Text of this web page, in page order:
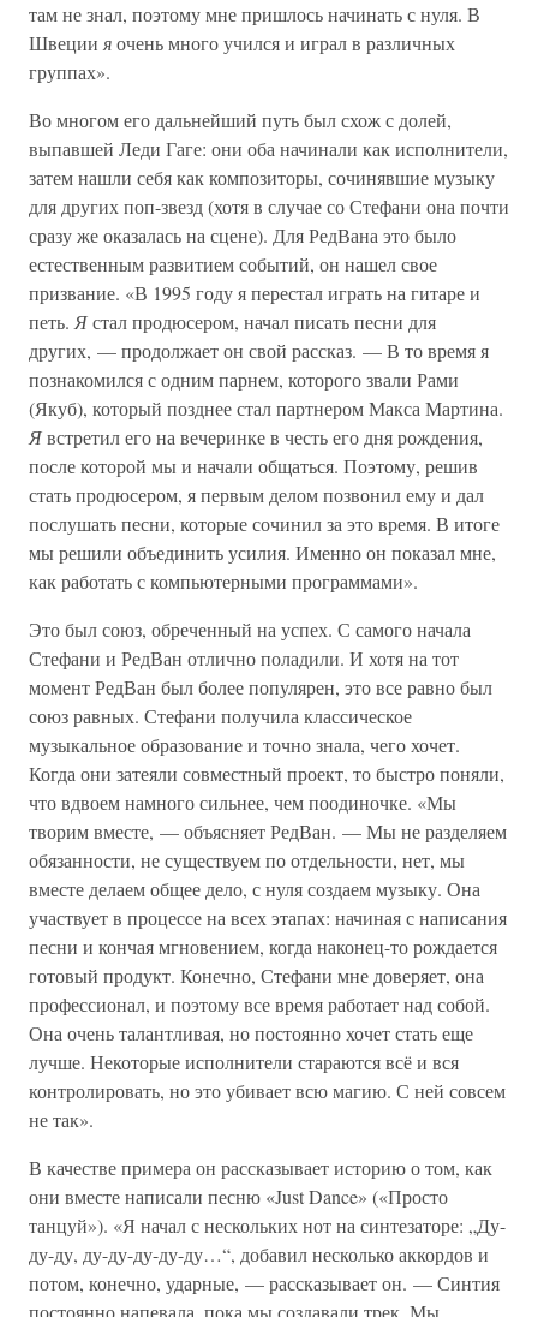
там не знал, поэтому мне пришлось начинать с нуля. В
Швеции яочень много учился и играл в различных
группах».
Во многом его дальнейший путь был схож с долей,
выпавшей Леди Гаге: они оба начинали как исполнители,
затем нашли себя как композиторы, сочинявшие музыку
для других поп-звезд (хотя в случае со Стефани она почти
сразу же оказалась на сцене). Для РедВана это было
естественным развитием событий, он нашел свое
призвание. «В 1995 году я перестал играть на гитаре и
петь. Ястал продюсером, начал писать песни для
других, — продолжает он свой рассказ. — В то время я
познакомился с одним парнем, которого звали Рами
(Якуб), который позднее стал партнером Макса Мартина.
Явстретил его на вечеринке в честь его дня рождения,
после которой мы и начали общаться. Поэтому, решив
стать продюсером, я первым делом позвонил ему и дал
послушать песни, которые сочинил за это время. В итоге
мы решили объединить усилия. Именно он показал мне,
как работать с компьютерными программами».
Это был союз, обреченный на успех. С самого начала
Стефани и РедВан отлично поладили. И хотя на тот
момент РедВан был более популярен, это все равно был
союз равных. Стефани получила классическое
музыкальное образование и точно знала, чего хочет.
Когда они затеяли совместный проект, то быстро поняли,
что вдвоем намного сильнее, чем поодиночке. «Мы
творим вместе, — объясняет РедВан. — Мы не разделяем
обязанности, не существуем по отдельности, нет, мы
вместе делаем общее дело, с нуля создаем музыку. Она
участвует в процессе на всех этапах: начиная с написания
песни и кончая мгновением, когда наконец-то рождается
готовый продукт. Конечно, Стефани мне доверяет, она
профессионал, и поэтому все время работает над собой.
Она очень талантливая, но постоянно хочет стать еще
лучше. Некоторые исполнители стараются всё и вся
контролировать, но это убивает всю магию. С ней совсем
не так».
В качестве примера он рассказывает историю о том, как
они вместе написали песню «Just Dance» («Просто
танцуй»). «Я начал с нескольких нот на синтезаторе: „Ду-
ду-ду, ду-ду-ду-ду-ду…“, добавил несколько аккордов и
потом, конечно, ударные, — рассказывает он. — Синтия
постоянно напевала, пока мы создавали трек. Мы